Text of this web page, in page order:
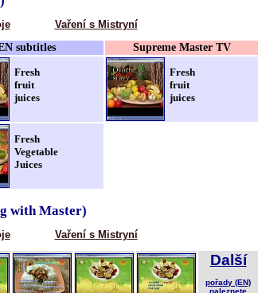
Vaření s Mistryní
subtitles
Supreme Master TV
Fresh
fruit
juices
Fresh
fruit
juices
Fresh
Vegetable
Juices
with Master)
Vaření s Mistryní
Další
pořady (EN)
naleznete